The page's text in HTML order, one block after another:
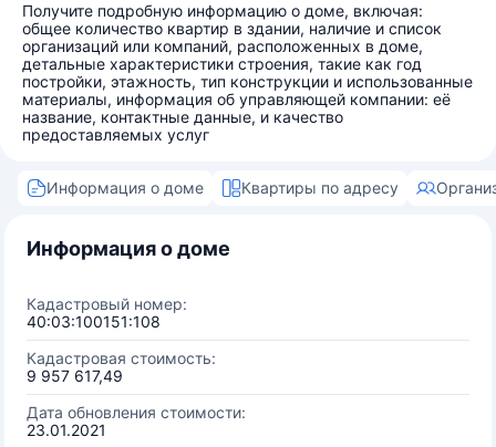
Получите подробную информацию о доме, включая:
общее количество квартир в здании, наличие и список
организаций или компаний, расположенных в доме,
детальные характеристики строения, такие как год
постройки, этажность, тип конструкции и использованные
материалы, информация об управляющей компании: её
название, контактные данные, и качество
предоставляемых услуг
Информация о доме Квартиры по адресу
Информация о доме
Кадастровый номер:
40:03:100151:108
Кадастровая стоимость:
9 957 617,49
Дата обновления стоимости:
23.01.2021